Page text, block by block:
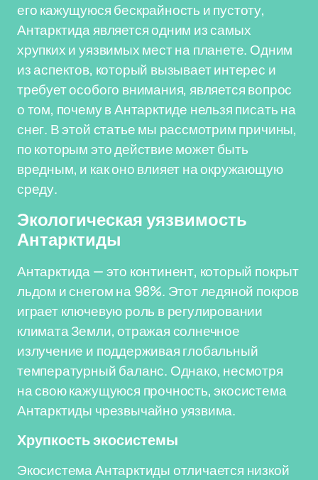
его кажущуюся бескрайность и пустоту,
Антарктида является одним из самых
хрупких и уязвимых мест на планете. Одним
из аспектов, который вызывает интерес и
требует особого внимания, является вопрос
о том, почему в Антарктиде нельзя писать на
снег. В этой статье мы рассмотрим причины,
по которым это действие может быть
вредным, и как оно влияет на окружающую
среду.
Экологическая уязвимость
Антарктиды
Антарктида — это континент, который покрыт
льдом и снегом на 98%. Этот ледяной покров
играет ключевую роль в регулировании
климата Земли, отражая солнечное
излучение и поддерживая глобальный
температурный баланс. Однако, несмотря
на свою кажущуюся прочность, экосистема
Антарктиды чрезвычайно уязвима.
Хрупкость экосистемы
Экосистема Антарктиды отличается низкой